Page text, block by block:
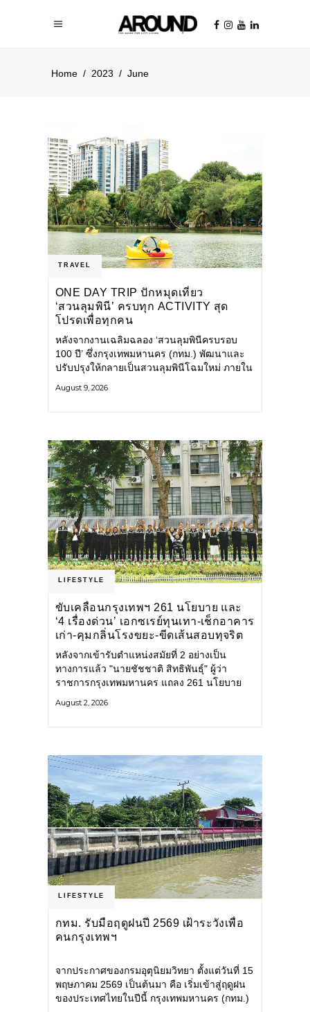
Home / 2023 / June
TRAVEL
ONE DAY TRIP ปักหมุดเที่ยว
‘สวนลุมพินี’ ครบทุก ACTIVITY สุด
โปรดเพื่อทุกคน
หลังจากงานเฉลิมฉลอง ‘สวนลุมพินีครบรอบ
100 ปี’ ซึ่งกรุงเทพมหานคร (กทม.) พัฒนาและ
ปรับปรุงให้กลายเป็นสวนลุมพินีโฉมใหม่ ภายใน
การให้บริการ รวมถึงกิจกรรมต่าง ๆ
August 9, 2026
LIFESTYLE
ขับเคลื่อนกรุงเทพฯ 261 นโยบาย และ
‘4 เรื่องด่วน’ เอกซเรย์ทุนเทา-เช็กอาคาร
เก่า-คุมกลิ่นโรงขยะ-ขีดเส้นสอบทุจริต
หลังจากเข้ารับตำแหน่งสมัยที่ 2 อย่างเป็น
ทางการแล้ว "นายชัชชาติ สิทธิพันธุ์" ผู้ว่า
ราชการกรุงเทพมหานคร แถลง 261 นโยบาย
ยุทธศาสตร์ จัดทำตัวชี้วัด
August 2, 2026
LIFESTYLE
กทม. รับมือฤดูฝนปี 2569 เฝ้าระวังเพื่อ
คนกรุงเทพฯ
จากประกาศของกรมอุตุนิยมวิทยา ตั้งแต่วันที่ 15
พฤษภาคม 2569 เป็นต้นมา คือ เริ่มเข้าสู่ฤดูฝน
ของประเทศไทยในปีนี้ กรุงเทพมหานคร (กทม.)